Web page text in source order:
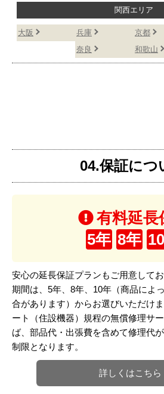
関西エリア
大阪 兵庫 京都
奈良
和歌山
04.保証につ
有料延長
5年 8年
安心の延長保証プランもご用意して
期間は、5年、8年、10年（商品によ
合があります）からお選びいただけ
ート（住設機器）規程の無償修理サ
ば、部品代・出張費を含めて修理代
制限となります。
詳しくはこちら